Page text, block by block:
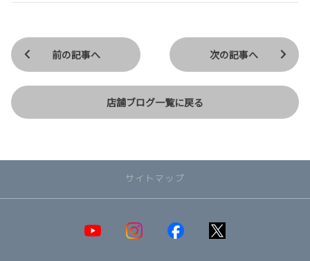
前の記事へ
店舗ブログ一覧に戻る
次の記事へ
サイトマップ